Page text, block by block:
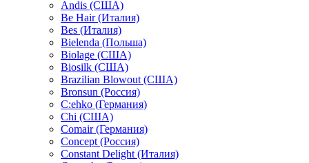
Andis (США)
Be Hair (Италия)
Bes (Италия)
Bielenda (Польша)
Biolage (США)
Biosilk (США)
Brazilian Blowout (США)
Bronsun (Россия)
C:ehko (Германия)
Chi (США)
Comair (Германия)
Concept (Россия)
Constant Delight (Италия)